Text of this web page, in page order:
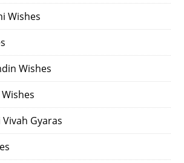
Wishes
Wishes
Gyaras